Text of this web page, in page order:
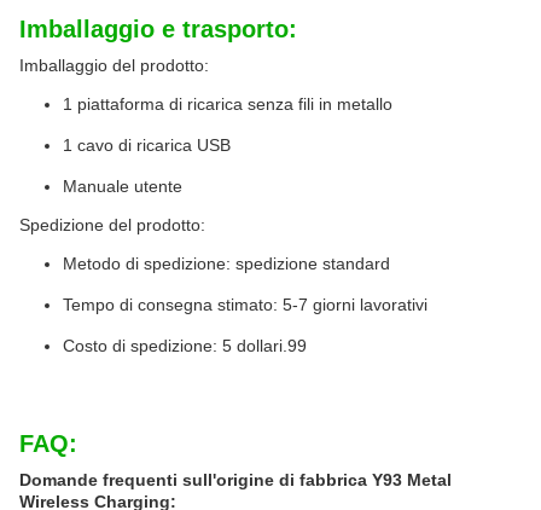
Imballaggio e trasporto:
Imballaggio del prodotto:
1 piattaforma di ricarica senza fili in metallo
1 cavo di ricarica USB
Manuale utente
Spedizione del prodotto:
Metodo di spedizione: spedizione standard
Tempo di consegna stimato: 5-7 giorni lavorativi
Costo di spedizione: 5 dollari.99
FAQ:
Domande frequenti sull'origine di fabbrica Y93 Metal
Wireless Charging: